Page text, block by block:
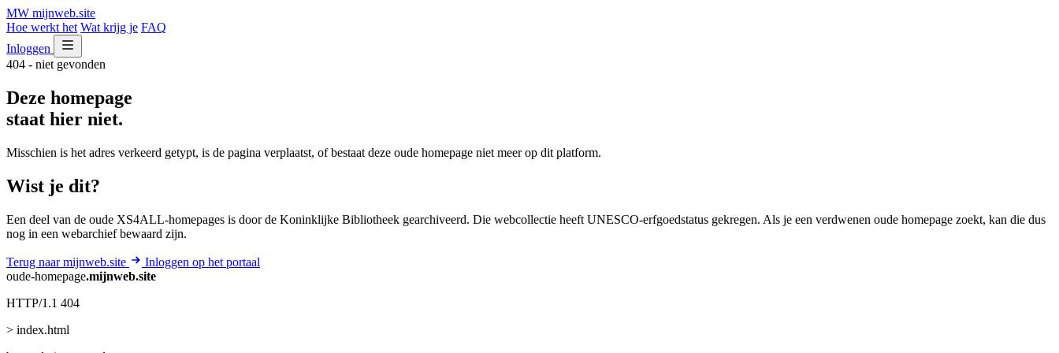
MW mijnweb.site
Hoe werkt het Wat krijg je FAQ
Inloggen
404 - niet gevonden
Deze homepage
staat hier niet.
Misschien is het adres verkeerd getypt, is de pagina verplaatst, of bestaat deze oude homepage niet meer op dit platform.
Wist je dit?
Een deel van de oude XS4ALL-homepages is door de Koninklijke Bibliotheek gearchiveerd. Die webcollectie heeft UNESCO-erfgoedstatus gekregen. Als je een verdwenen oude homepage zoekt, kan die dus
nog in een webarchief bewaard zijn.
Terug naar mijnweb.site
Inloggen op het portaal
oude-homepage.mijnweb.site
HTTP/1.1 404
> index.html